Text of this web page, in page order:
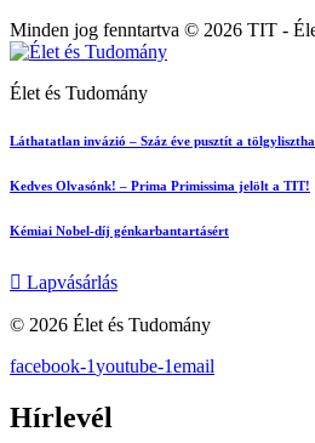
Minden jog fenntartva © 2026 TIT -
Élet és Tudomány
Láthatatlan invázió – Száz éve pusztít a
Kedves Olvasónk! – Prima Primissima jelölt a TIT!
Kémiai Nobel-díj génkarbantartásért
Lapvásárlás
© 2026 Élet és Tudomány
facebook-1youtube-1email
Hírlevél